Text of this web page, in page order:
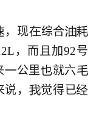
，现综合
，而且加92号
公里就六
， 觉得已